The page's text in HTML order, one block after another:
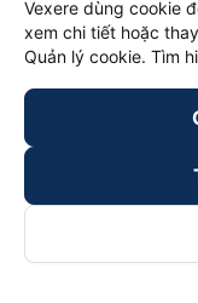
Vexere dùng cookie
xem chi tiết hoặc
Quản lý cookie. Tìm